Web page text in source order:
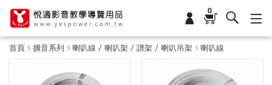
0
首頁 擴音系列 喇叭線 / 喇叭架 / 譜架 / 喇叭吊架 喇叭線